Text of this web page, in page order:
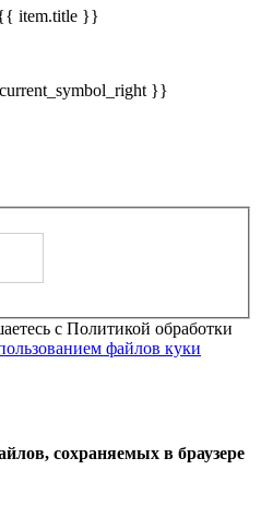
item.title }}
}}
с Политикой обработки
файлов куки
сохраняемых в браузере